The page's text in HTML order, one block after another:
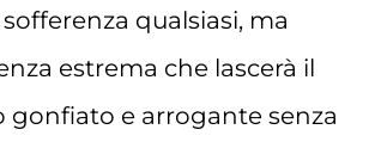
qualsiasi, ma
estrema che lascerà il
gonfiato e arrogante senza